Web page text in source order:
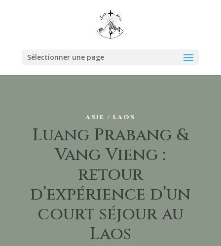
Sélectionner une page
ASIE / LAOS
Luang Prabang &
Vang Vieng :
retour
d’expérience d’un
court séjour au
Laos